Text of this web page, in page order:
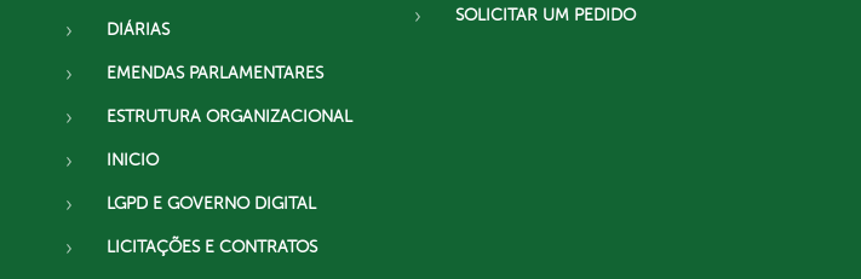
DIÁRIAS
EMENDAS PARLAMENTARES
ESTRUTURA ORGANIZACIONAL
INICIO
LGPD E GOVERNO DIGITAL
LICITAÇÕES E CONTRATOS
SOLICITAR UM PEDIDO